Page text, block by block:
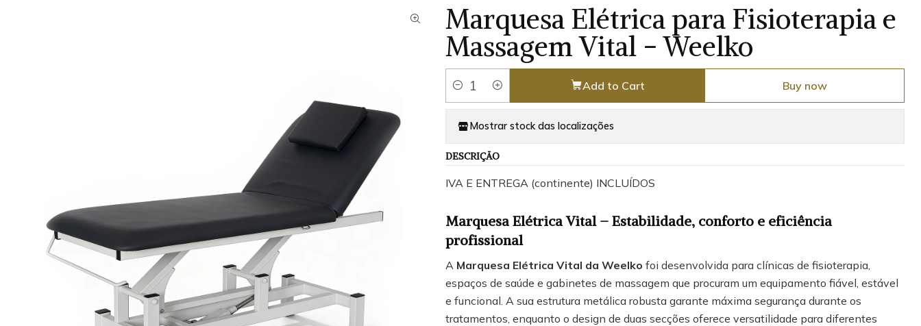
Marquesa Elétrica para Fisioterapia e
Massagem Vital - Weelko
Quantity
Add to Cart Buy now
Mostrar stock das localizações
DESCRIÇÃO
IVA E ENTREGA (continente) INCLUÍDOS
Marquesa Elétrica Vital – Estabilidade, conforto e eficiência
profissional
A Marquesa Elétrica Vital da Weelko foi desenvolvida para clínicas de fisioterapia,
espaços de saúde e gabinetes de massagem que procuram um equipamento fiável, estável
e funcional. A sua estrutura metálica robusta garante máxima segurança durante os
tratamentos, enquanto o design de duas secções oferece versatilidade para diferentes